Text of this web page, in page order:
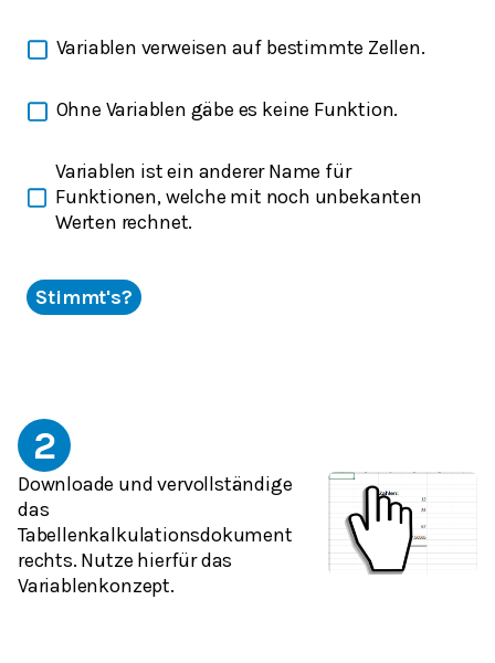
Variablen verweisen auf bestimmte Zellen.
Ohne Variablen gäbe es keine Funktion.
Variablen ist ein anderer Name für
Funktionen, welche mit noch unbekanten
Werten rechnet.
Stimmt's?
2
Downloade und vervollständige
das
Tabellenkalkulationsdokument
rechts. Nutze hierfür das
Variablenkonzept.